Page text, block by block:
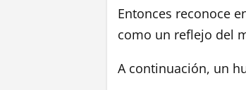
Entonces reconoce
como un reflejo del
A continuación, un